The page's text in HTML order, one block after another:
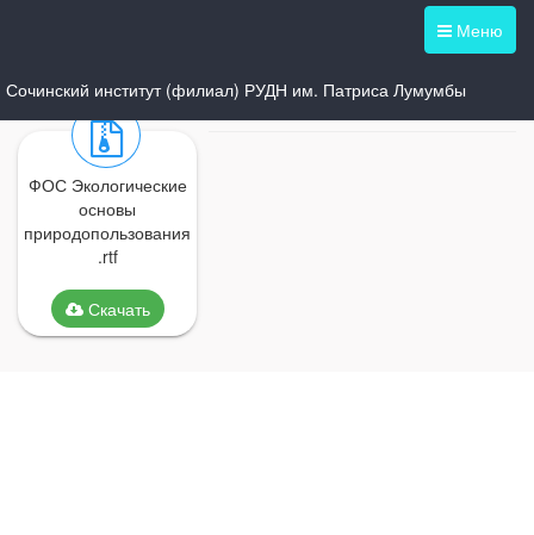
Меню
Сочинский институт (филиал) РУДН им. Патриса Лумумбы
ФОС Экологические
основы
природопользования
.rtf
Скачать